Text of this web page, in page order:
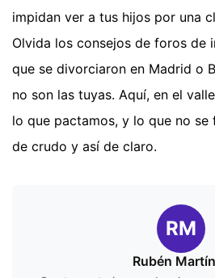
impidan ver a tus hijos por una
Olvida los consejos de foros de
que se divorciaron en Madrid o
no son las tuyas. Aquí, en el
lo que pactamos, y lo que no se
de crudo y así de claro.
RM
Rubén